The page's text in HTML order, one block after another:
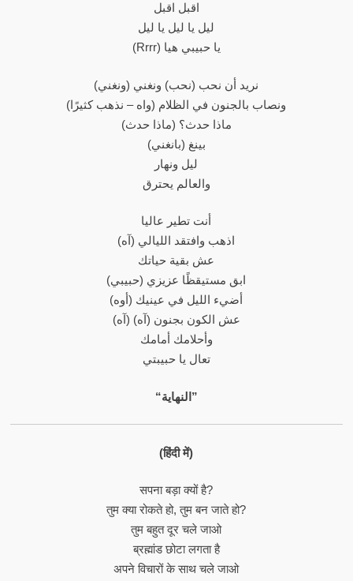
اقبل اقبل
ليل يا ليل يا ليل
(Rrrr) يا حبيبي هيا
نريد أن نحب (نحب) ونغني (ونغني)
(واه – نذهب كثيرًا) ونصاب بالجنون في الظلام
(ماذا حدث) ماذا حدث؟
(بانغني) بينغ
ليل ونهار
والعالم يحترق
أنت تطير عاليا
اذهب وافتقد الليالي (آه)
عش بقية حياتك
(حبيبي) ابق مستيقظًا عزيزي
(أوه) أضيء الليل في عينيك
(آه) عش الكون بجنون (آه)
وأحلامك أمامك
تعال يا حبيبتي
“النهاية”
(हिंदी में)
सपना बड़ा क्यों है?
तुम क्या रोकते हो, तुम बन जाते हो?
तुम बहुत दूर चले जाओ
ब्रह्मांड छोटा लगता है
अपने विचारों के साथ चले जाओ